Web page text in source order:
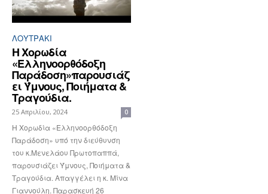
ΛΟΥΤΡΆΚΙ
Η Χορωδία
«Ελληνοορθόδοξη
Παράδοση»παρουσιάζ
ει Ύμνους, Ποιήματα &
Τραγούδια.
25 Απριλίου, 2024 0
Η Χορωδία «Ελληνοορθόδοξη
Παράδοση» υπό την διεύθυνση
του κ.Μενελάου Πρωτοπαππά,
παρουσιάζει Ύμνους, Ποιήματα &
Τραγούδια. Απαγγέλει η κ. Μίνα
Γιαννούλη. Παρασκευή 26